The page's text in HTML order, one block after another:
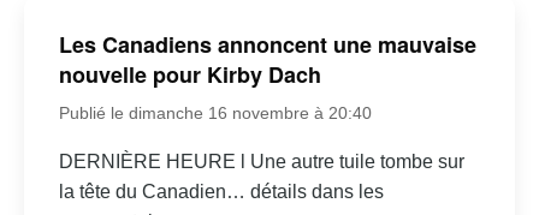
Les Canadiens annoncent une mauvaise
nouvelle pour Kirby Dach
Publié le dimanche 16 novembre à 20:40
DERNIÈRE HEURE l Une autre tuile tombe sur
la tête du Canadien… détails dans les